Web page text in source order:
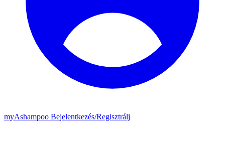
myAshampoo Bejelentkezés/Regisztrálj